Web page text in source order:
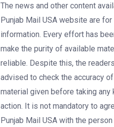
The news and other content
Punjab Mail USA website are
information. Every effort has
make the purity of available
reliable. Despite this, the
advised to check the accuracy
material given before taking any
action. It is not mandatory to
Punjab Mail USA with the